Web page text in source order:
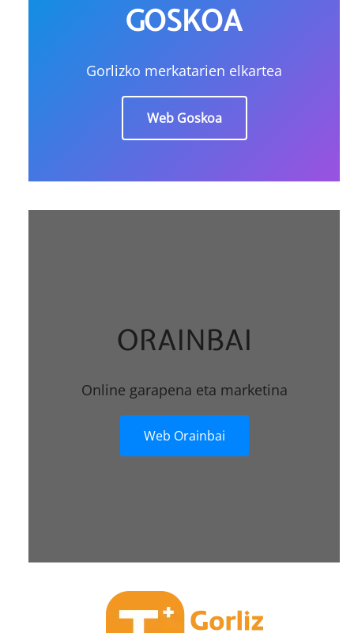
GOSKOA
Gorlizko merkatarien elkartea
Web Goskoa
ORAINBAI
Online garapena eta marketina
Web Orainbai